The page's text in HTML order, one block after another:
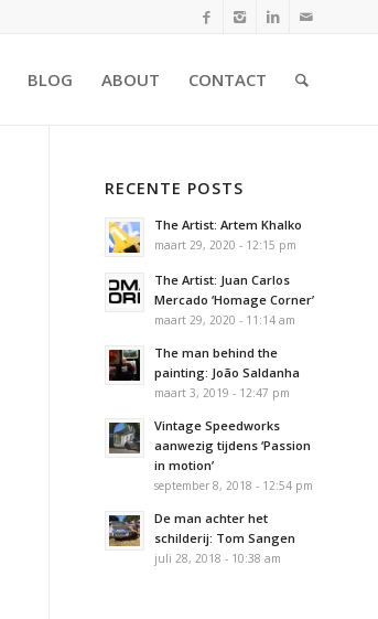
BLOG ABOUT CONTACT
RECENTE POSTS
The Artist: Artem Khalko
maart 29, 2020 - 12:15 pm
The Artist: Juan Carlos
Mercado ‘Homage Corner’
maart 29, 2020 - 11:14 am
The man behind the
painting: João Saldanha
maart 3, 2019 - 12:47 pm
Vintage Speedworks
aanwezig tijdens ‘Passion
in motion’
september 8, 2018 - 12:54 pm
De man achter het
schilderij: Tom Sangen
juli 28, 2018 - 10:38 am